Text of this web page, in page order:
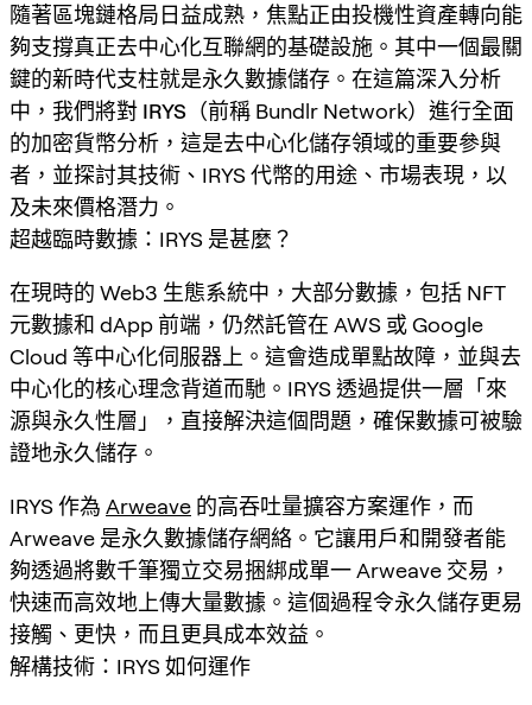
隨著區塊鏈格局日益成熟，焦點正由投機性資產轉向能
夠支撐真正去中心化互聯網的基礎設施。其中一個最關
鍵的新時代支柱就是永久數據儲存。在這篇深入分析
中，我們將對 IRYS （前稱 Bundlr Network）進行全面
的加密貨幣分析，這是去中心化儲存領域的重要參與
者，並探討其技術、IRYS 代幣的用途、市場表現，以
及未來價格潛力。
超越臨時數據：IRYS 是甚麼？
在現時的 Web3 生態系統中，大部分數據，包括 NFT
元數據和 dApp 前端，仍然託管在 AWS 或 Google
Cloud 等中心化伺服器上。這會造成單點故障，並與去
中心化的核心理念背道而馳。IRYS 透過提供一層「來
源與永久性層」，直接解決這個問題，確保數據可被驗
證地永久儲存。
IRYS 作為 Arweave 的高吞吐量擴容方案運作，而
Arweave 是永久數據儲存網絡。它讓用戶和開發者能
夠透過將數千筆獨立交易捆綁成單一 Arweave 交易，
快速而高效地上傳大量數據。這個過程令永久儲存更易
接觸、更快，而且更具成本效益。
解構技術：IRYS 如何運作